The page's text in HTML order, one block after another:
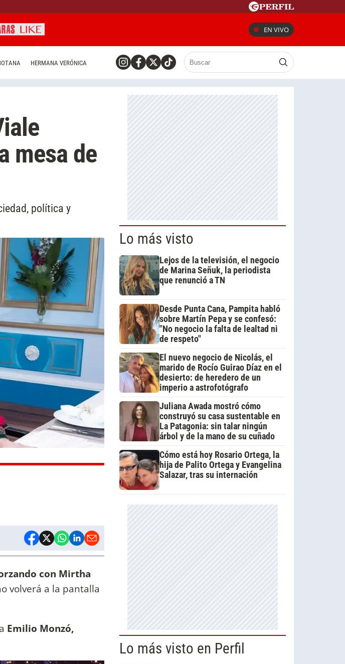
EN VIVO
HERMANA VERÓNICA
mesa de
política y
con Mirtha
volverá a la pantalla
Emilio Monzó,
Lo más visto
Lejos de la televisión, el negocio
de Marina Señuk, la periodista
que renunció a TN
Desde Punta Cana, Pampita habló
sobre Martín Pepa y se confesó:
"No negocio la falta de lealtad ni
de respeto"
El nuevo negocio de Nicolás, el
marido de Rocío Guirao Díaz en el
desierto: de heredero de un
imperio a astrofotógrafo
Juliana Awada mostró cómo
construyó su casa sustentable en
La Patagonia: sin talar ningún
árbol y de la mano de su cuñado
Cómo está hoy Rosario Ortega, la
hija de Palito Ortega y Evangelina
Salazar, tras su internación
Lo más visto en Perfil